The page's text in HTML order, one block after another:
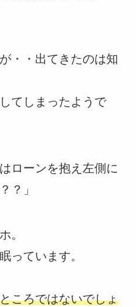
・・出てきたのは知
てしまったようで
ローンを抱え左側に
？」
。
っています。
ころではないでしょ